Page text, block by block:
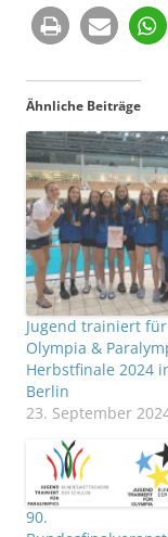
Ähnliche Beiträge
Jugend trainiert für
Olympia &
Herbstfinale 2024
Berlin
23. September
90.